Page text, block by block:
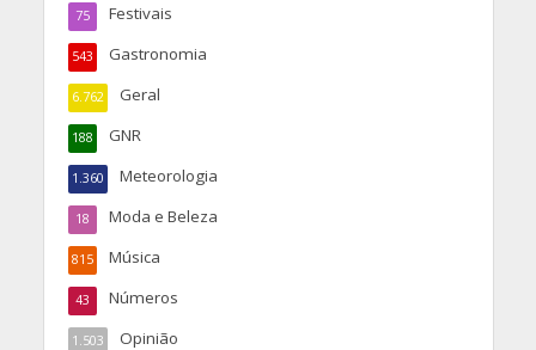
Festivais
75
Gastronomia
543
Geral
6.762
GNR
188
Meteorologia
1.360
Moda e Beleza
18
Música
815
Números
43
Opinião
1.503